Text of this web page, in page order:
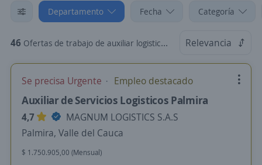
Departamento Fecha Categoría
46 Ofertas de trabajo de auxiliar logistico en Palmira, Valle del Cauca Relevancia
Se precisa Urgente Empleo destacado
Auxiliar de Servicios Logisticos Palmira
4,7
MAGNUM LOGISTICS S.A.S
Palmira, Valle del Cauca
$ 1.750.905,00 (Mensual)